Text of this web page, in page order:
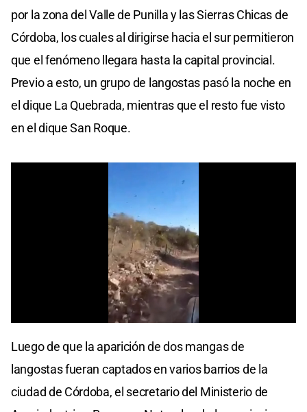
por la zona del Valle de Punilla y las Sierras Chicas de
Córdoba, los cuales al dirigirse hacia el sur permitieron
que el fenómeno llegara hasta la capital provincial.
Previo a esto, un grupo de langostas pasó la noche en
el dique La Quebrada, mientras que el resto fue visto
en el dique San Roque.
of
seconds
Luego de que la aparición de dos mangas de
langostas fueran captados en varios barrios de la
ciudad de Córdoba, el secretario del Ministerio de